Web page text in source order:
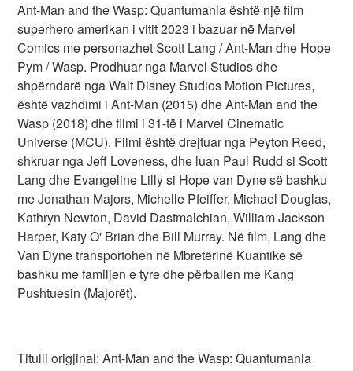
Ant-Man and the Wasp: Quantumania është një film
superhero amerikan i vitit 2023 i bazuar në Marvel
Comics me personazhet Scott Lang / Ant-Man dhe Hope
Pym / Wasp. Prodhuar nga Marvel Studios dhe
shpërndarë nga Walt Disney Studios Motion Pictures,
është vazhdimi i Ant-Man (2015) dhe Ant-Man and the
Wasp (2018) dhe filmi i 31-të i Marvel Cinematic
Universe (MCU). Filmi është drejtuar nga Peyton Reed,
shkruar nga Jeff Loveness, dhe luan Paul Rudd si Scott
Lang dhe Evangeline Lilly si Hope van Dyne së bashku
me Jonathan Majors, Michelle Pfeiffer, Michael Douglas,
Kathryn Newton, David Dastmalchian, William Jackson
Harper, Katy O' Brian dhe Bill Murray. Në film, Lang dhe
Van Dyne transportohen në Mbretërinë Kuantike së
bashku me familjen e tyre dhe përballen me Kang
Pushtuesin (Majorët).
Titulli origjinal: Ant-Man and the Wasp: Quantumania